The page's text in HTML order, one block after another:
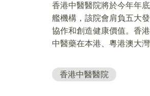
香港中醫醫院將於今年年
艦機構，該院會肩負五大
協作和創造健康價值。香
中醫藥在本港、粵港澳大
香港中醫醫院